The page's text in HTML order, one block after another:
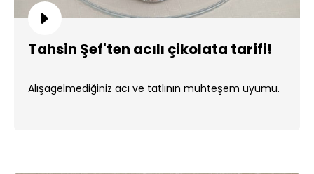
Tahsin Şef'ten acılı çikolata tarifi!
Alışagelmediğiniz acı ve tatlının muhteşem uyumu.